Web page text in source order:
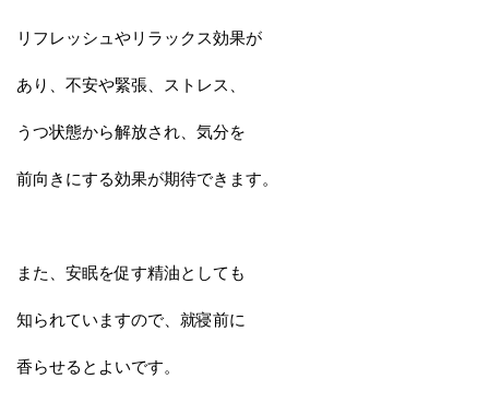
リフレッシュやリラックス効果が
あり、不安や緊張、ストレス、
うつ状態から解放され、気分を
前向きにする効果が期待できます。
また、安眠を促す精油としても
知られていますので、就寝前に
香らせるとよいです。